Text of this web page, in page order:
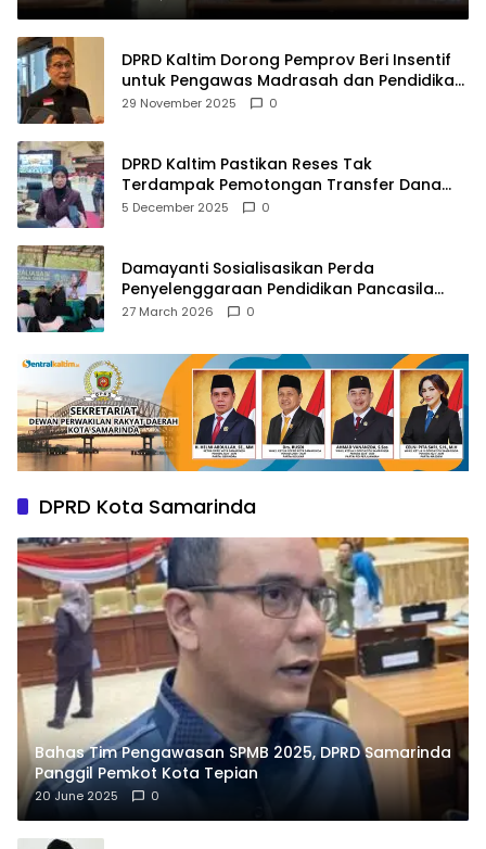
DPRD Kaltim Dorong Pemprov Beri Insentif
untuk Pengawas Madrasah dan Pendidikan
Agama
29 November 2025 0
DPRD Kaltim Pastikan Reses Tak
Terdampak Pemotongan Transfer Dana
Pusat
5 December 2025 0
Damayanti Sosialisasikan Perda
Penyelenggaraan Pendidikan Pancasila
dan Wawasan Kebangsaan
27 March 2026 0
DPRD Kota Samarinda
Bahas Tim Pengawasan SPMB 2025, DPRD Samarinda
Panggil Pemkot Kota Tepian
20 June 2025 0